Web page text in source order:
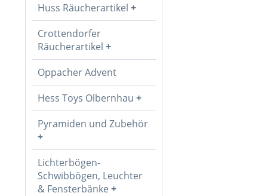
Huss Räucherartikel
Crottendorfer
Räucherartikel
Oppacher Advent
Hess Toys Olbernhau
Pyramiden und Zubehör
Lichterbögen-
Schwibbögen, Leuchter
& Fensterbänke